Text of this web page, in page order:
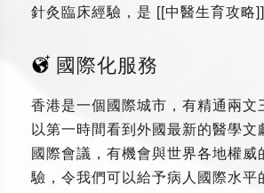
針灸臨床經驗，是 [[中醫生育攻略]]
國際化服務
香港是一個國際城市，有精通兩文
以第一時間看到外國最新的醫學文
國際會議，有機會與世界各地權威
驗，令我們可以給予病人國際水平